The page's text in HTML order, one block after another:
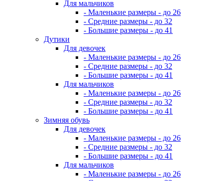
Для мальчиков
- Маленькие размеры - до 26
- Средние размеры - до 32
- Большие размеры - до 41
Дутики
Для девочек
- Маленькие размеры - до 26
- Средние размеры - до 32
- Большие размеры - до 41
Для мальчиков
- Маленькие размеры - до 26
- Средние размеры - до 32
- Большие размеры - до 41
Зимняя обувь
Для девочек
- Маленькие размеры - до 26
- Средние размеры - до 32
- Большие размеры - до 41
Для мальчиков
- Маленькие размеры - до 26